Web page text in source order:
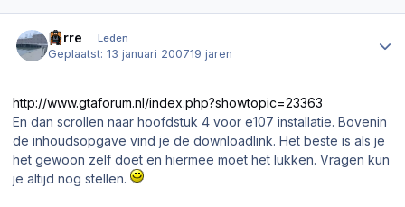
Ferre Leden
Geplaatst:13 januari 200719 jaren
http://www.gtaforum.nl/index.php?showtopic=23363
En dan scrollen naar hoofdstuk 4 voor e107 installatie. Bovenin
de inhoudsopgave vind je de downloadlink. Het beste is als je
het gewoon zelf doet en hiermee moet het lukken. Vragen kun
je altijd nog stellen.